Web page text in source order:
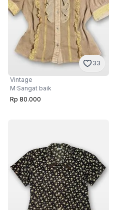
33
Vintage
M·Sangat baik
Rp 80.000